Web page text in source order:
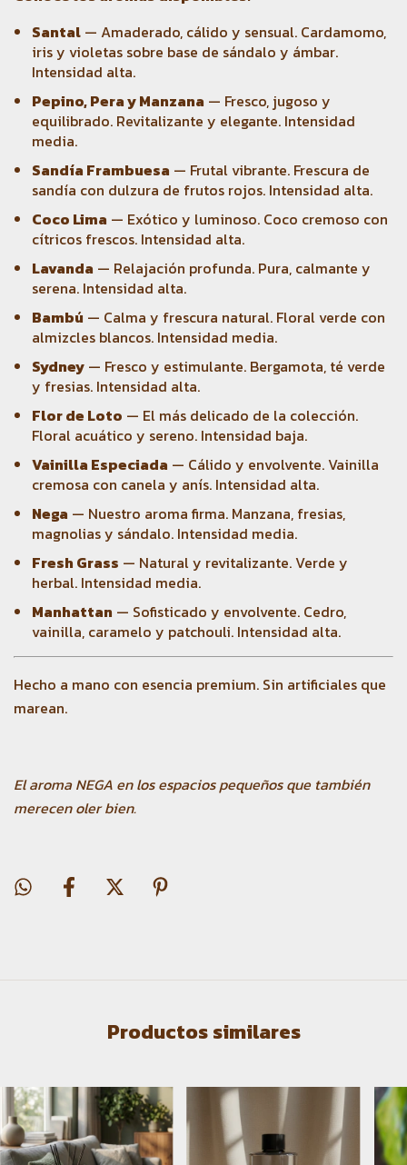
Santal — Amaderado, cálido y sensual. Cardamomo,
iris y violetas sobre base de sándalo y ámbar.
Intensidad alta.
Pepino, Pera y Manzana — Fresco, jugoso y
equilibrado. Revitalizante y elegante. Intensidad
media.
Sandía Frambuesa — Frutal vibrante. Frescura de
sandía con dulzura de frutos rojos. Intensidad alta.
Coco Lima — Exótico y luminoso. Coco cremoso con
cítricos frescos. Intensidad alta.
Lavanda — Relajación profunda. Pura, calmante y
serena. Intensidad alta.
Bambú — Calma y frescura natural. Floral verde con
almizcles blancos. Intensidad media.
Sydney — Fresco y estimulante. Bergamota, té verde
y fresias. Intensidad alta.
Flor de Loto — El más delicado de la colección.
Floral acuático y sereno. Intensidad baja.
Vainilla Especiada — Cálido y envolvente. Vainilla
cremosa con canela y anís. Intensidad alta.
Nega — Nuestro aroma firma. Manzana, fresias,
magnolias y sándalo. Intensidad media.
Fresh Grass — Natural y revitalizante. Verde y
herbal. Intensidad media.
Manhattan — Sofisticado y envolvente. Cedro,
vainilla, caramelo y patchouli. Intensidad alta.
Hecho a mano con esencia premium. Sin artificiales que
marean.
El aroma NEGA en los espacios pequeños que también
merecen oler bien.
Productos similares